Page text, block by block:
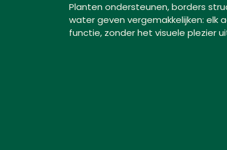
Planten ondersteunen, borders
water geven vergemakkelijken: elk
functie, zonder het visuele plezier